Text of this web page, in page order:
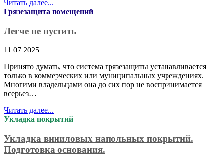
Читать далее...
Грязезащита помещений
Легче не пустить
11.07.2025
Принято думать, что система грязезащиты устанавливается
только в коммерческих или муниципальных учреждениях.
Многими владельцами она до сих пор не воспринимается
всерьез…
Читать далее...
Укладка покрытий
Укладка виниловых напольных покрытий.
Подготовка основания.